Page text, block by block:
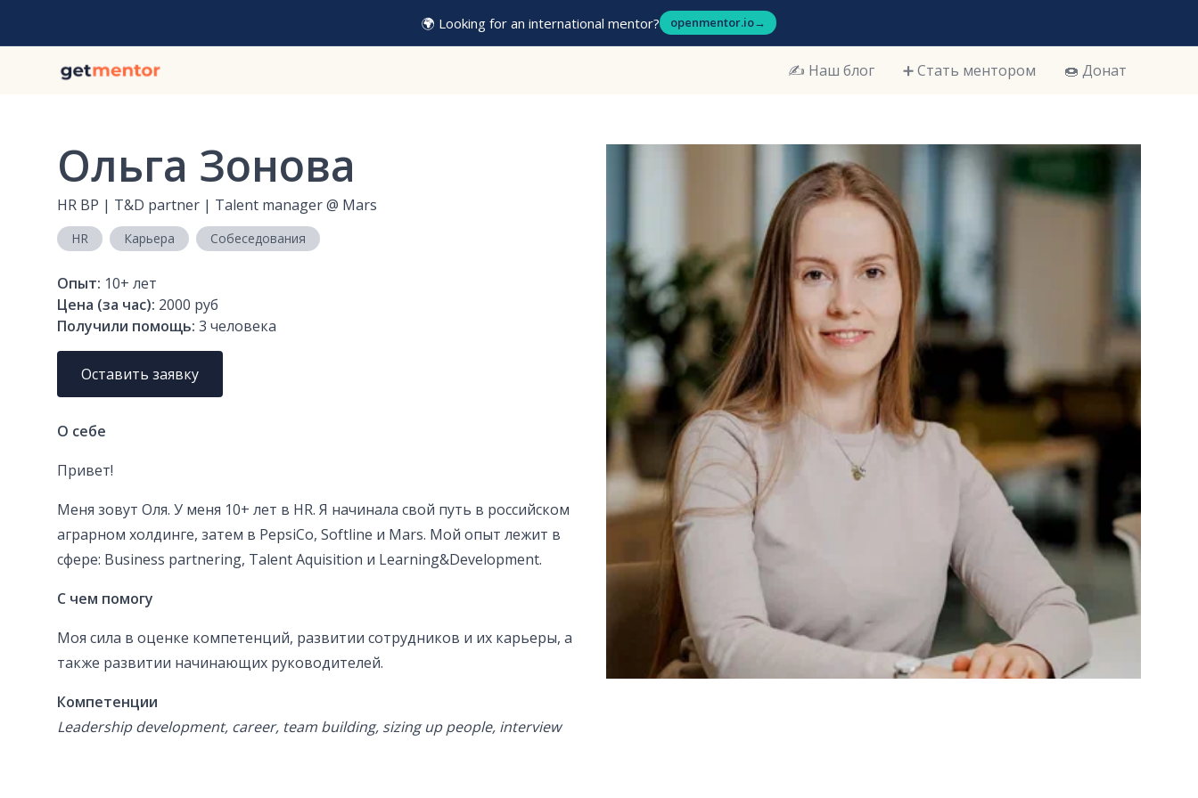
🌍 Looking for an international mentor? openmentor.io→
✍️ Наш блог ➕ Стать ментором 🍩 Донат
Ольга Зонова
HR BP | T&D partner | Talent manager@ Mars
HR Карьера Собеседования
Опыт: 10+ лет
Цена (за час): 2000 руб
Получили помощь: 3 человека
Оставить заявку
О себе
Привет!
Меня зовут Оля. У меня 10+ лет в HR. Я начинала свой путь в российском
аграрном холдинге, затем в PepsiCo, Softline и Mars. Мой опыт лежит в
сфере: Business partnering, Talent Aquisition и Learning&Development.
С чем помогу
Моя сила в оценке компетенций, развитии сотрудников и их карьеры, а
также развитии начинающих руководителей.
Компетенции
Leadership development, career, team building, sizing up people, interview